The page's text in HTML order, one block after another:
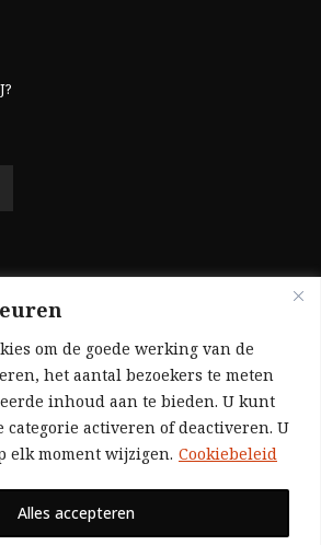
om de goede werking van de
het aantal bezoekers te meten
inhoud aan te bieden. U kunt
categorie activeren of deactiveren. U
elk moment wijzigen. Cookiebeleid
Alles accepteren
volledig zelf gefinancierd zijn
zonder commerciële
zonder rijke sponsors), zijn we
van ons tijdschrift uitsluitend
de financiële steun van onze